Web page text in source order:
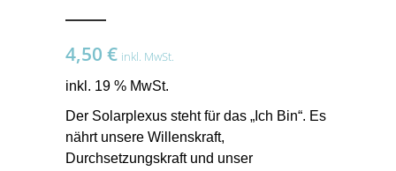
4,50 € inkl. MwSt.
inkl. 19 % MwSt.
Der Solarplexus steht für das „Ich Bin“. Es
nährt unsere Willenskraft,
Durchsetzungskraft und unser